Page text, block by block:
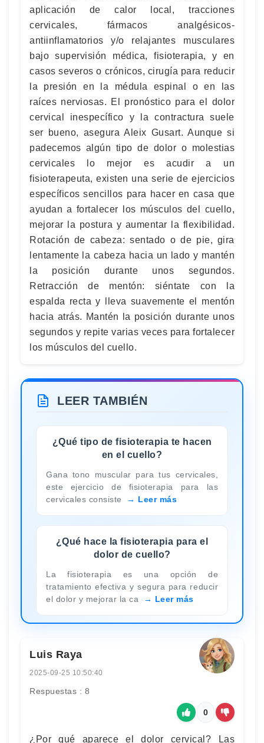
aplicación de calor local, tracciones
cervicales, fármacos analgésicos-
antiinflamatorios y/o relajantes musculares
bajo supervisión médica, fisioterapia, y en
casos severos o crónicos, cirugía para reducir
la presión en la médula espinal o en las
raíces nerviosas. El pronóstico para el dolor
cervical inespecífico y la contractura suele
ser bueno, asegura Aleix Gusart. Aunque si
padecemos algún tipo de dolor o molestias
cervicales lo mejor es acudir a un
fisioterapeuta, existen una serie de ejercicios
específicos sencillos para hacer en casa que
ayudan a fortalecer los músculos del cuello,
mejorar la postura y aumentar la flexibilidad.
Rotación de cabeza: sentado o de pie, gira
lentamente la cabeza hacia un lado y mantén
la posición durante unos segundos.
Retracción de mentón: siéntate con la
espalda recta y lleva suavemente el mentón
hacia atrás. Mantén la posición durante unos
segundos y repite varias veces para fortalecer
los músculos del cuello.
LEER TAMBIÉN
¿Qué tipo de fisioterapia te hacen
en el cuello?
Gana tono muscular para tus cervicales,
este ejercicio de fisioterapia para las
cervicales consiste
Leer más
¿Qué hace la fisioterapia para el
dolor de cuello?
La fisioterapia es una opción de
tratamiento efectiva y segura para reducir
el dolor y mejorar la ca
Leer más
Luis Raya
2025-09-25 10:50:40
Respuestas : 8
0
¿Por qué aparece el dolor cervical? Las